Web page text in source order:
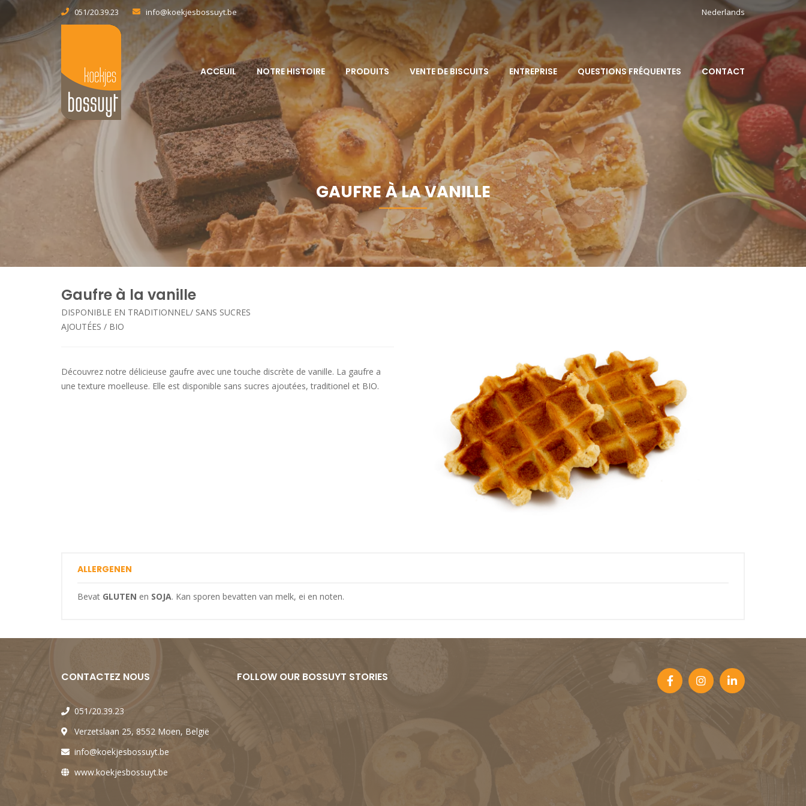
051/20.39.23 info@koekjesbossuyt.be Nederlands
ACCEUIL NOTRE HISTOIRE PRODUITS VENTE DE BISCUITS ENTREPRISE QUESTIONS FRÉQUENTES CONTACT
GAUFRE À LA VANILLE
Gaufre à la vanille
DISPONIBLE EN TRADITIONNEL/ SANS SUCRES
AJOUTÉES / BIO
Découvrez notre délicieuse gaufre avec une touche discrète de vanille. La gaufre a
une texture moelleuse. Elle est disponible sans sucres ajoutées, traditionel et BIO.
ALLERGENEN
Bevat GLUTEN en SOJA. Kan sporen bevatten van melk, ei en noten.
CONTACTEZ NOUS
051/20.39.23
Verzetslaan 25, 8552 Moen, België
info@koekjesbossuyt.be
www.koekjesbossuyt.be
FOLLOW OUR BOSSUYT STORIES